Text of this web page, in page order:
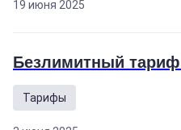
19 июня 2025
Безлимитный тариф
Тарифы